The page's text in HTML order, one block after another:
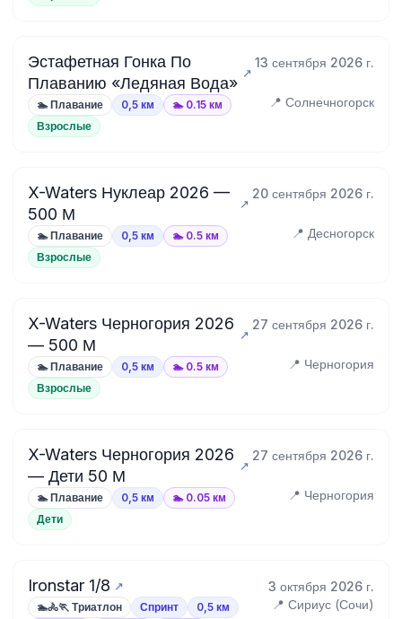
Эстафетная Гонка По
Плаванию «Ледяная Вода»
13 сентября 2026 г.
🏊 Плавание 0,5 км 🏊 0.15 км 📍 Солнечногорск
Взрослые
X-Waters Нуклеар 2026 —
500 М
20 сентября 2026 г.
🏊 Плавание 0,5 км 🏊 0.5 км 📍 Десногорск
Взрослые
X-Waters Черногория 2026
— 500 М
27 сентября 2026 г.
🏊 Плавание 0,5 км 🏊 0.5 км 📍 Черногория
Взрослые
X-Waters Черногория 2026
— Дети 50 М
27 сентября 2026 г.
🏊 Плавание 0,5 км 🏊 0.05 км 📍 Черногория
Дети
Ironstar 1/8 3 октября 2026 г.
🏊🚴🏃 Триатлон Спринт
0,5 км
📍 Сириус (Сочи)